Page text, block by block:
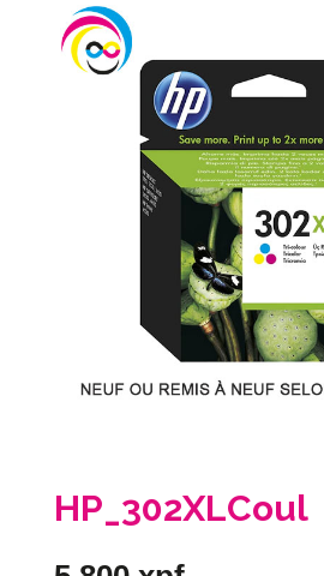
HP_302XLCoul